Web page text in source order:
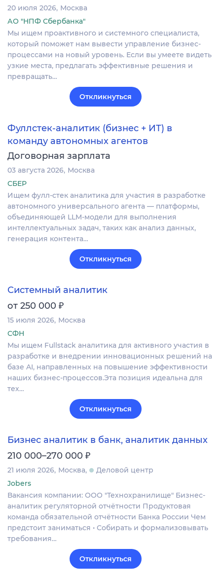
20 июля 2026 Москва
АО "НПФ Сбербанка"
Мы ищем проактивного и системного специалиста,
который поможет нам вывести управление бизнес-
процессами на новый уровень. Если вы умеете видеть
узкие места, предлагать эффективные решения и
превращать…
Откликнуться
Фуллстек-аналитик (бизнес + ИТ) в
команду автономных агентов
Договорная зарплата
03 августа 2026 Москва
СБЕР
Ищем фулл-стек аналитика для участия в разработке
автономного универсального агента — платформы,
объединяющей LLM-модели для выполнения
интеллектуальных задач, таких как анализ данных,
генерация контента…
Откликнуться
Системный аналитик
от 250 000 ₽
15 июля 2026 Москва
СФН
Мы ищем Fullstack аналитика для активного участия в
разработке и внедрении инновационных решений на
базе AI, направленных на повышение эффективности
наших бизнес-процессов.Эта позиция идеальна для
тех…
Откликнуться
Бизнес аналитик в банк, аналитик данных
210 000–270 000 ₽
21 июля 2026 Москва
Деловой центр
Jobers
Вакансия компании: ООО "Технохранилище" Бизнес-
аналитик регуляторной отчётности Продуктовая
команда обязательной отчётности Банка России Чем
предстоит заниматься • Собирать и формализовывать
требования…
Откликнуться